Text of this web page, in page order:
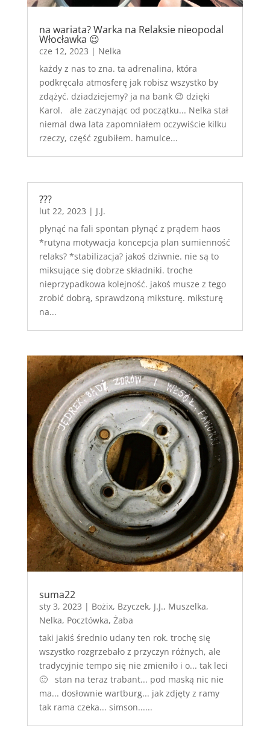
na wariata? Warka na Relaksie nieopodal
Włocławka 😉
cze 12, 2023 | Nelka
każdy z nas to zna. ta adrenalina, która
podkręcała atmosferę jak robisz wszystko by
zdążyć. dziadziejemy? ja na bank 😉 dzięki
Karol. ale zaczynając od początku... Nelka stał
niemal dwa lata zapomniałem oczywiście kilku
rzeczy, część zgubiłem. hamulce...
???
lut 22, 2023 | J.J.
płynąć na fali spontan płynąć z prądem haos
*rutyna motywacja koncepcja plan sumienność
relaks? *stabilizacja? jakoś dziwnie. nie są to
miksujące się dobrze składniki. troche
nieprzypadkowa kolejność. jakoś musze z tego
zrobić dobrą, sprawdzoną miksturę. miksturę
na...
suma22
sty 3, 2023 | Bożix, Bzyczek, J.J., Muszelka,
Nelka, Pocztówka, Żaba
taki jakiś średnio udany ten rok. trochę się
wszystko rozgrzebało z przyczyn różnych, ale
tradycyjnie tempo się nie zmieniło i o... tak leci
🙂 stan na teraz trabant... pod maską nic nie
ma... dosłownie wartburg... jak zdjęty z ramy
tak rama czeka... simson......